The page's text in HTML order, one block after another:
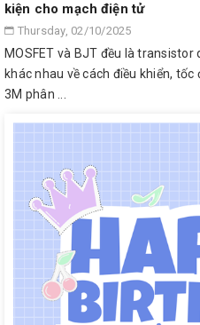
kiện cho mạch điện tử
Thursday, 02/10/2025
MOSFET và BJT đều là
khác nhau về cách điều khiển,
3M phân ...